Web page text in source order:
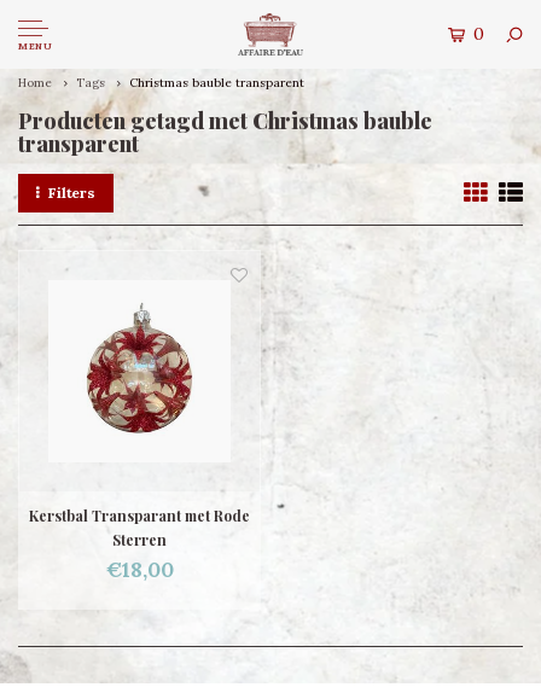
MENU
0
Home Tags Christmas bauble transparent
Producten getagd met Christmas bauble
transparent
Filters
Kerstbal Transparant met Rode
Sterren
€18,00